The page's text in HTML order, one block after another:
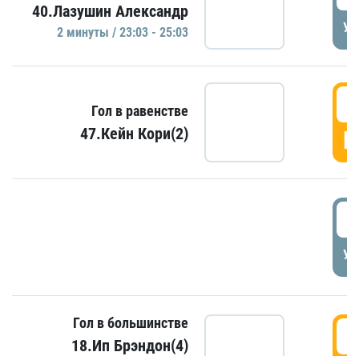
40.Лазушин Александр
2 минуты / 23:03 - 25:03
Гол в равенстве
47.Кейн Кори(2)
Гол в большинстве
18.Ип Брэндон(4)